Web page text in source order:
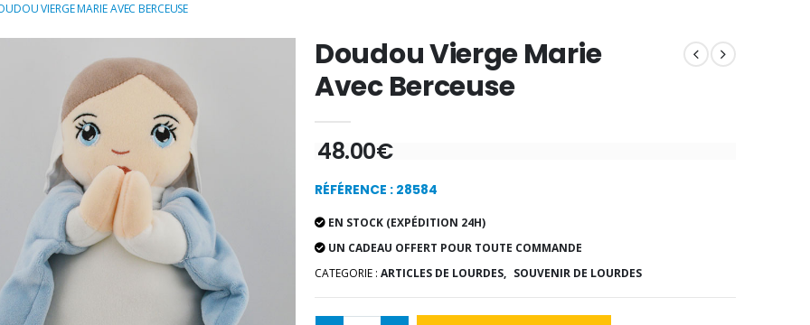
VIERGE MARIE AVEC BERCEUSE
Doudou Vierge Marie
Avec Berceuse
48.00€
RÉFÉRENCE : 28584
EN STOCK (EXPÉDITION 24H)
UN CADEAU OFFERT POUR TOUTE COMMANDE
CATEGORIE :ARTICLES DE LOURDES, SOUVENIR DE LOURDES